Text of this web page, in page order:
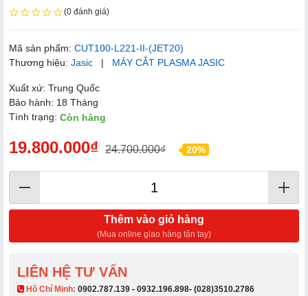
(0 đánh giá)
Mã sản phẩm: CUT100-L221-II-(JET20)
Thương hiệu: Jasic | MÁY CẮT PLASMA JASIC
Xuất xứ: Trung Quốc
Bảo hành: 18 Tháng
Tình trạng: Còn hàng
19.800.000₫ 24.700.000₫ 20%
Thêm vào giỏ hàng
(Mua online giao hàng tận tay)
LIÊN HỆ TƯ VẤN
​ Hồ Chí Minh: 0902.787.139 - 0932.196.898- (028)3510.2786